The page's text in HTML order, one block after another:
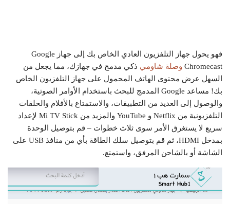
فهو يحول جهاز التلفزيون العادي الخاص بك إلى جهاز Google
Chromecast وصلة شاومي ذكي مدمج في جهازك، مما يجعل من
السهل عرض محتوى الهاتف المحمول على جهاز التلفزيون الخاص
بك! مساعد Google المدمج للبحث باستخدام الأوامر الصوتية،
والوصول إلى العديد من التطبيقات، والاستمتاع بالأفلام والحلقات
التلفزيونية من Netflix و YouTube والمزيد من Mi TV Stick لإعداد
سريع لا يستغرق الأمر سوى ثلاث خطوات – قم بتوصيل الوحدة
بمدخل HDMI، ثم قم بتوصيل سلك الطاقة بأي من منافذ USB على
الشاشة أو بالشاحن المرفق، واستمتع.